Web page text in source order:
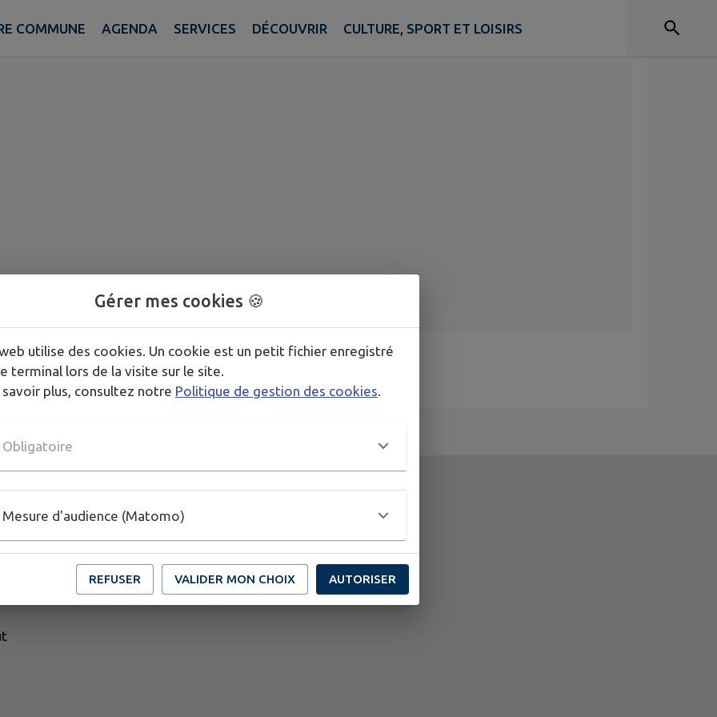
COMMUNE AGENDA SERVICES DÉCOUVRIR CULTURE, SPORT ET LOISIRS
Gérer mes cookies 🍪
utilise des cookies. Un cookie est un petit fichier enregistré
terminal lors de la visite sur le site.
savoir plus, consultez notre Politique de gestion des cookies.
Obligatoire
Mesure d'audience (Matomo)
REFUSER VALIDER MON CHOIX AUTORISER